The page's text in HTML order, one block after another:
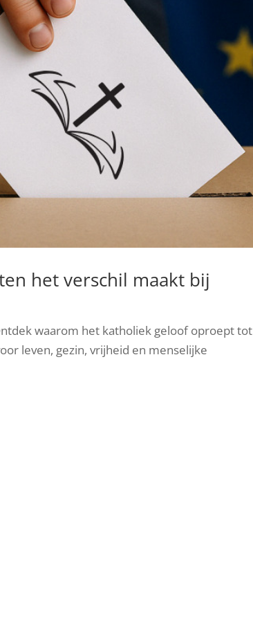
het verschil maakt bij
waarom het katholiek geloof oproept tot
leven, gezin, vrijheid en menselijke